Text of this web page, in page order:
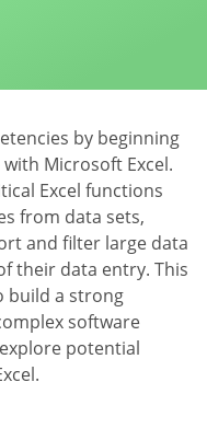
by beginning
Microsoft Excel.
Excel functions
from data sets,
and filter large data
their data entry. This
build a strong
software
potential